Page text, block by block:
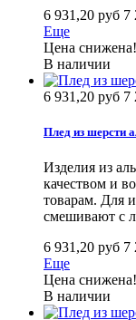
6 931,20 руб 7
Еще
Цена снижена!
В наличии
6 931,20 руб 7
Плед из шерсти
Изделия из
качеством и
товарам. Для
смешивают с
6 931,20 руб 7
Еще
Цена снижена!
В наличии